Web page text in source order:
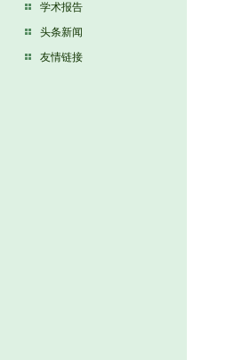
学术报告
头条新闻
友情链接